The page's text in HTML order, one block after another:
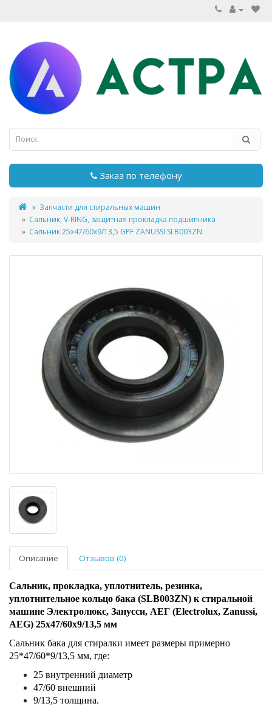
Заказ по телефону
Запчасти для стиральных машин
Сальник, V-RING, защитная прокладка подшипника
Сальник 25х47/60х9/13,5 GPF ZANUSSI SLB003ZN
Описание Отзывов (0)
Сальник, прокладка, уплотнитель, резинка,
уплотнительное кольцо бака (SLB003ZN) к стиральной
машине Электролюкс, Занусси, АЕГ (Electrolux, Zanussi,
AEG) 25x47/60x9/13,5 мм
Сальник бака для стиралки имеет размеры примерно
25*47/60*9/13,5 мм, где:
25 внутренний диаметр
47/60 внешний
9/13,5 толщина.